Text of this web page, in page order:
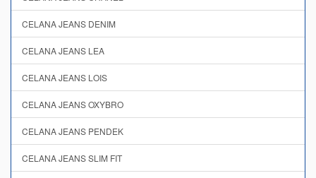
CELANA JEANS DENIM
CELANA JEANS LEA
CELANA JEANS LOIS
CELANA JEANS OXYBRO
CELANA JEANS PENDEK
CELANA JEANS SLIM FIT